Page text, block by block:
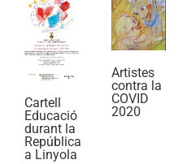
Cartell
Educació
durant la
República
a Linyola
Artistes
contra la
COVID
2020